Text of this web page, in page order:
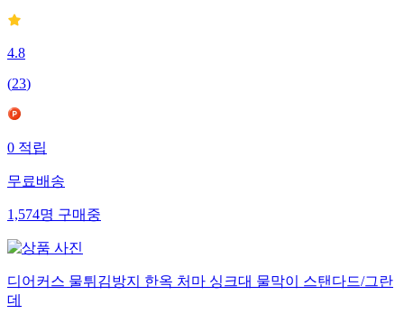
4.8
(23)
0 적립
무료배송
1,574명 구매중
디어커스 물튀김방지 한옥 처마 싱크대 물막이 스탠다드/그란
데